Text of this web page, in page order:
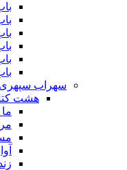
سهراب سپهری
هشت